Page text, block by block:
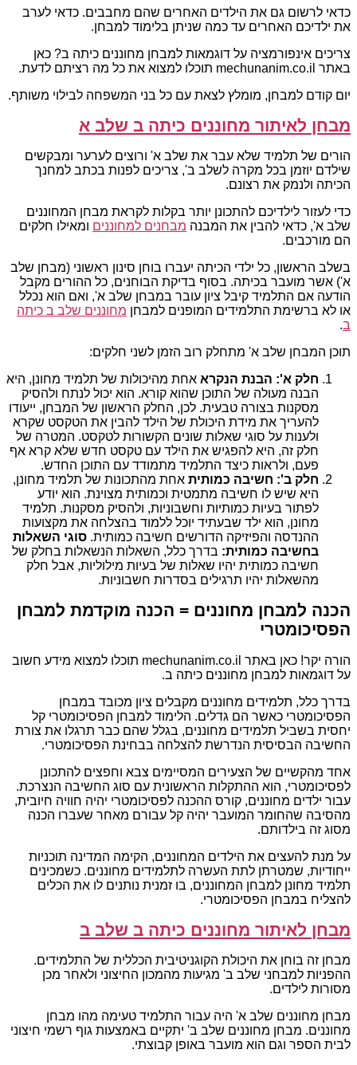
כדאי לרשום גם את הילדים האחרים שהם מחבבים. כדאי לערב
את ילדיכם האחרים עד כמה שניתן בלימוד למבחן.
צריכים אינפורמציה על דוגמאות למבחן מחוננים כיתה ב? כאן
באתר mechunanim.co.il תוכלו למצוא את כל מה רציתם לדעת.
יום קודם למבחן, מומלץ לצאת עם כל בני המשפחה לבילוי משותף.
מבחן לאיתור מחוננים כיתה ב שלב א
הורים של תלמיד שלא עבר את שלב א' ורוצים לערער ומבקשים
שילדם יוזמן בכל מקרה לשלב ב', צריכים לפנות בכתב למחנך
הכיתה ולנמק את רצונם.
כדי לעזור לילדיכם להתכונן יותר בקלות לקראת מבחן המחוננים
שלב א', כדאי להבין את המבנה מבחנים למחוננים ומאילו חלקים
הם מורכבים.
בשלב הראשון, כל ילדי הכיתה יעברו בוחן סינון ראשוני (מבחן שלב
א') אשר מועבר בכיתה. בסוף בדיקת הבוחנים, כל ההורים מקבל
הודעה אם התלמיד קיבל ציון עובר במבחן שלב א', ואם הוא נכלל
או לא ברשימת התלמידים המופנים למבחן מחוננים שלב ב כיתה
ב.
תוכן המבחן שלב א' מתחלק רוב הזמן לשני חלקים:
חלק א': הבנת הנקרא אחת מהיכולות של תלמיד מחונן, היא
הבנה מעולה של התוכן שהוא קורא. הוא יכול לנתח ולהסיק
מסקנות בצורה טבעית. לכן, החלק הראשון של המבחן, ייעודו
להעריך את מידת היכולת של הילד להבין את הטקסט שקרא
ולענות על סוגי שאלות שונים הקשורות לטקסט. המטרה של
חלק זה, היא להפגיש את הילד עם טקסט חדש שלא קרא אף
פעם, ולראות כיצד התלמיד מתמודד עם התוכן החדש.
חלק ב': חשיבה כמותית אחת מהתכונות של תלמיד מחונן,
היא שיש לו חשיבה מתמטית וכמותית מצוינת. הוא יודע
לפתור בעיות כמותיות וחשבוניות, ולהסיק מסקנות. תלמיד
מחונן, הוא ילד שבעתיד יוכל ללמוד בהצלחה את מקצועות
ההנדסה והפיזיקה הדורשים חשיבה כמותית. סוגי השאלות
בחשיבה כמותית: בדרך כלל, השאלות הנשאלות בחלק של
חשיבה כמותית יהיו שאלות של בעיות מילוליות, אבל חלק
מהשאלות יהיו תרגילים בסדרות חשבוניות.
הכנה למבחן מחוננים = הכנה מוקדמת למבחן
הפסיכומטרי
הורה יקר! כאן באתר mechunanim.co.il תוכלו למצוא מידע חשוב
על דוגמאות למבחן מחוננים כיתה ב.
בדרך כלל, תלמידים מחוננים מקבלים ציון מכובד במבחן
הפסיכומטרי כאשר הם גדלים. הלימוד למבחן הפסיכומטרי קל
יחסית בשביל תלמידים מחוננים, בגלל שהם כבר תרגלו את צורת
החשיבה הבסיסית הנדרשת להצלחה בבחינת הפסיכומטרי.
אחד מהקשיים של הצעירים המסיימים צבא וחפצים להתכונן
לפסיכומטרי, הוא ההתקלות הראשונית עם סוג החשיבה הנצרכת.
עבור ילדים מחוננים, קורס ההכנה לפסיכומטרי יהיה חוויה חיובית,
מהסיבה שהחומר המועבר יהיה קל עבורם מאחר שעברו הכנה
מסוג זה בילדותם.
על מנת להעצים את הילדים המחוננים, הקימה המדינה תוכניות
ייחודיות, שמטרתן לתת העשרה לתלמידים מחוננים. כשמכינים
תלמיד מחונן למבחן המחוננים, בו זמנית נותנים לו את הכלים
להצליח במבחן הפסיכומטרי.
מבחן לאיתור מחוננים כיתה ב שלב ב
מבחן זה בוחן את היכולת הקוגניטיבית הכללית של התלמידים.
ההפניות למבחני שלב ב' מגיעות מהמכון החיצוני ולאחר מכן
מסורות לילדים.
מבחן מחוננים שלב א' היה עבור התלמיד טעימה מהו מבחן
מחוננים. מבחן מחוננים שלב ב' יתקיים באמצעות גוף רשמי חיצוני
לבית הספר וגם הוא מועבר באופן קבוצתי.